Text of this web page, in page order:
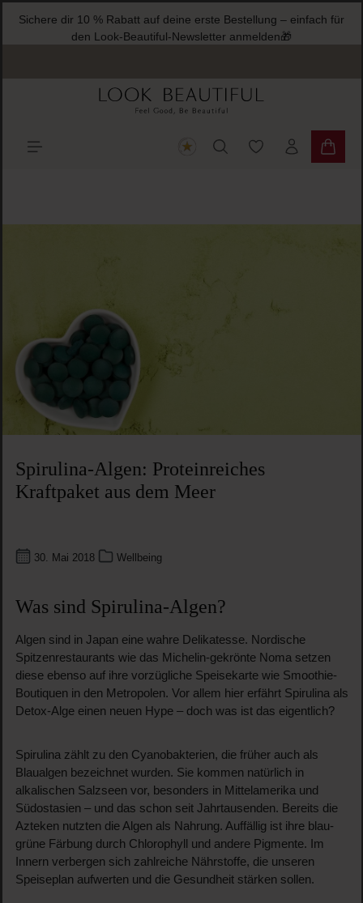
springen
Sichere dir 10 % Rabatt auf deine erste Bestellung – einfach für
den Look-Beautiful-Newsletter anmelden🎁
Du hast 0
Spirulina-Algen: Proteinreiches
Kraftpaket aus dem Meer
30. Mai 2018 Wellbeing
Was sind Spirulina-Algen?
Algen sind in Japan eine wahre Delikatesse. Nordische
Spitzenrestaurants wie das Michelin-gekrönte Noma setzen
diese ebenso auf ihre vorzügliche Speisekarte wie Smoothie-
Boutiquen in den Metropolen. Vor allem hier erfährt Spirulina als
Detox-Alge einen neuen Hype – doch was ist das eigentlich?
Spirulina zählt zu den Cyanobakterien, die früher auch als
Blaualgen bezeichnet wurden. Sie kommen natürlich in
alkalischen Salzseen vor, besonders in Mittelamerika und
Südostasien – und das schon seit Jahrtausenden. Bereits die
Azteken nutzten die Algen als Nahrung. Auffällig ist ihre blau-
grüne Färbung durch Chlorophyll und andere Pigmente. Im
Innern verbergen sich zahlreiche Nährstoffe, die unseren
Speiseplan aufwerten und die Gesundheit stärken sollen.